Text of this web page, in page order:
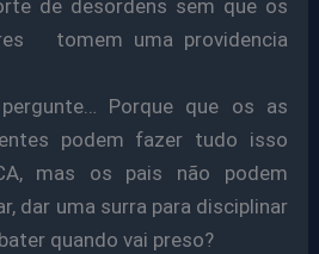
de desordens sem que os
tomem uma providencia
Porque que os as
podem fazer tudo isso
mas os pais não podem
dar uma surra para disciplinar
quando vai preso?